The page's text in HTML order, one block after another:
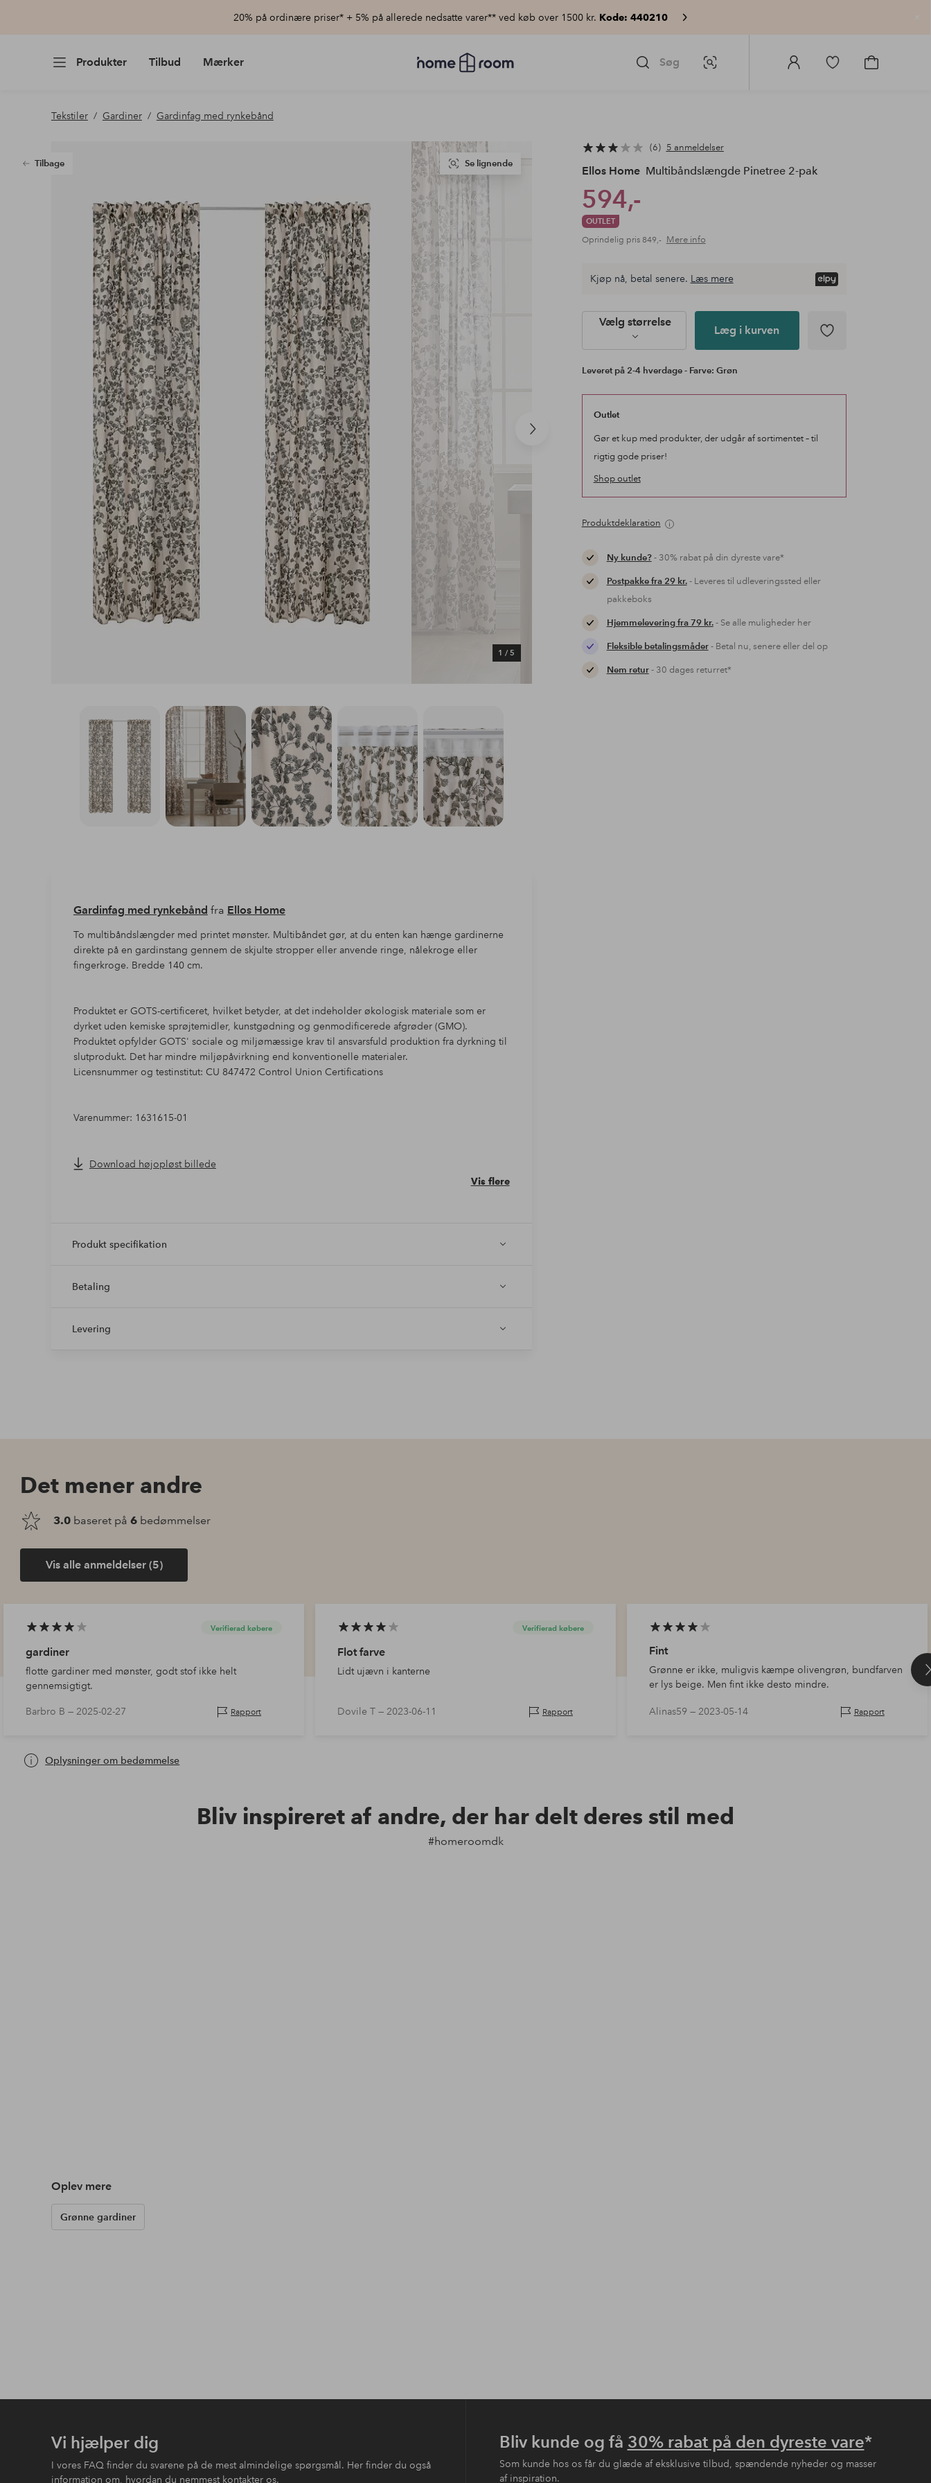
20% på ordinære priser* + 5% på allerede nedsatte varer** ved køb over 1500 kr. Kode: 440210
Produkter Tilbud Mærker
Homeroom
–
pris
Søg Billedsøgning
Log
Gå
Gå
Tekstiler Gardiner Gardinfag med rynkebånd
Tilbage
Næste
1 / 5
Se lignende
6 5 anmeldelser
Ellos Home Multibåndslængde Pinetree 2-pak
594,-
OUTLET
Oprindelig pris 849,- Mere info
Kjøp nå, betal senere. Læs mere
Vælg størrelse
Læg i kurven
Leveret på 2-4 hverdage - Farve: Grøn
Outlet
Gør et kup med produkter, der udgår af sortimentet – til
rigtig gode priser!
Shop outlet
Produktdeklaration
Ny kunde?- 30% rabat på din dyreste vare*
Postpakke fra 29 kr.- Leveres til udleveringssted eller
pakkeboks
Hjemmelevering fra 79 kr.- Se alle muligheder her
Fleksible betalingsmåder- Betal nu, senere eller del op
Nem retur- 30 dages returret*
Gardinfag med rynkebånd fra Ellos Home
To multibåndslængder med printet mønster. Multibåndet gør, at du enten kan hænge gardinerne
direkte på en gardinstang gennem de skjulte stropper eller anvende ringe, nålekroge eller
fingerkroge. Bredde 140 cm.
Produktet er GOTS-certificeret, hvilket betyder, at det indeholder økologisk materiale som er
dyrket uden kemiske sprøjtemidler, kunstgødning og genmodificerede afgrøder (GMO).
Produktet opfylder GOTS' sociale og miljømæssige krav til ansvarsfuld produktion fra dyrkning til
slutprodukt. Det har mindre miljøpåvirkning end konventionelle materialer.
Licensnummer og testinstitut: CU 847472 Control Union Certifications
Varenummer: 1631615-01
Download højopløst billede
Vis flere
Produkt specifikation
Betaling
Levering
Det mener andre
3.0 baseret på6 bedømmelser
Vis alle anmeldelser (5)
Verifierad købere
gardiner
flotte gardiner med mønster, godt stof ikke helt
gennemsigtigt.
Barbro B —2025-02-27 Rapport
Verifierad købere
Flot farve
Lidt ujævn i kanterne
Dovile T —2023-06-11 Rapport
Fint
Grønne er ikke, muligvis kæmpe olivengrøn, bundfarven
er lys beige. Men fint ikke desto mindre.
Alinas59 — 2023-05-14 Rapport
Oplysninger om bedømmelse
Bliv inspireret af andre, der har delt deres stil med
#homeroomdk
Oplev mere
Grønne gardiner
Vi hjælper dig
I vores FAQ finder du svarene på de mest almindelige spørgsmål. Her finder du også
information om, hvordan du nemmest kontakter os.
Bliv kunde og få 30% rabat på den dyreste vare*
Som kunde hos os får du glæde af eksklusive tilbud, spændende nyheder og masser
af inspiration.